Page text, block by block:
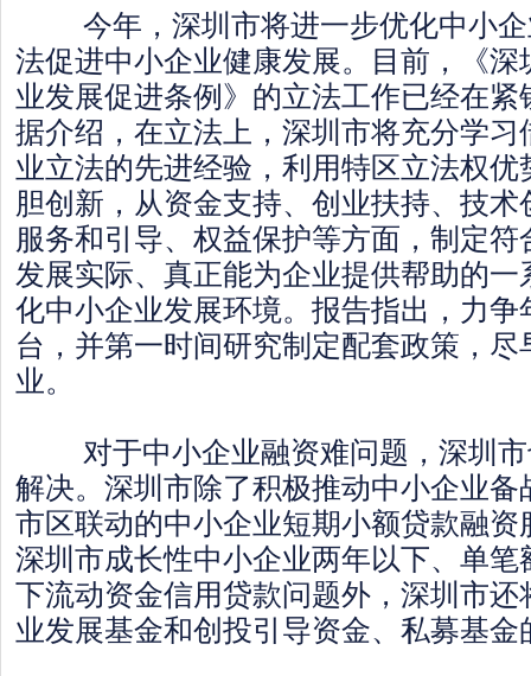
今年，深圳市将进一步优化中小企
法促进中小企业健康发展。目前，《
业发展促进条例》的立法工作已经在
据介绍，在立法上，深圳市将充分学
业立法的先进经验，利用特区立法权
胆创新，从资金支持、创业扶持、技
服务和引导、权益保护等方面，制定
发展实际、真正能为企业提供帮助的
化中小企业发展环境。报告指出，力
台，并第一时间研究制定配套政策，
业。
对于中小企业融资难问题，深圳市
解决。深圳市除了积极推动中小企业
市区联动的中小企业短期小额贷款融
深圳市成长性中小企业两年以下、单
下流动资金信用贷款问题外，深圳市
业发展基金和创投引导资金、私募基